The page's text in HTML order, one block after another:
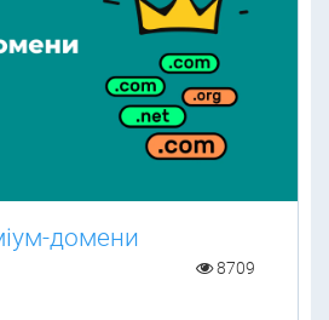
домени
8709